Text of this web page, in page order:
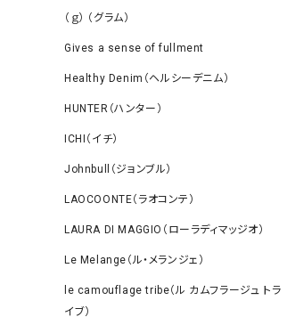
（ｇ） （グラム）
Gives a sense of fullment
Healthy Denim（ヘルシーデニム）
HUNTER（ハンター）
ICHI（イチ）
Johnbull（ジョンブル）
LAOCOONTE（ラオコンテ）
LAURA DI MAGGIO（ローラディマッジオ）
Le Melange（ル・メランジェ）
le camouflage tribe（ル カムフラージュ トラ
イブ）